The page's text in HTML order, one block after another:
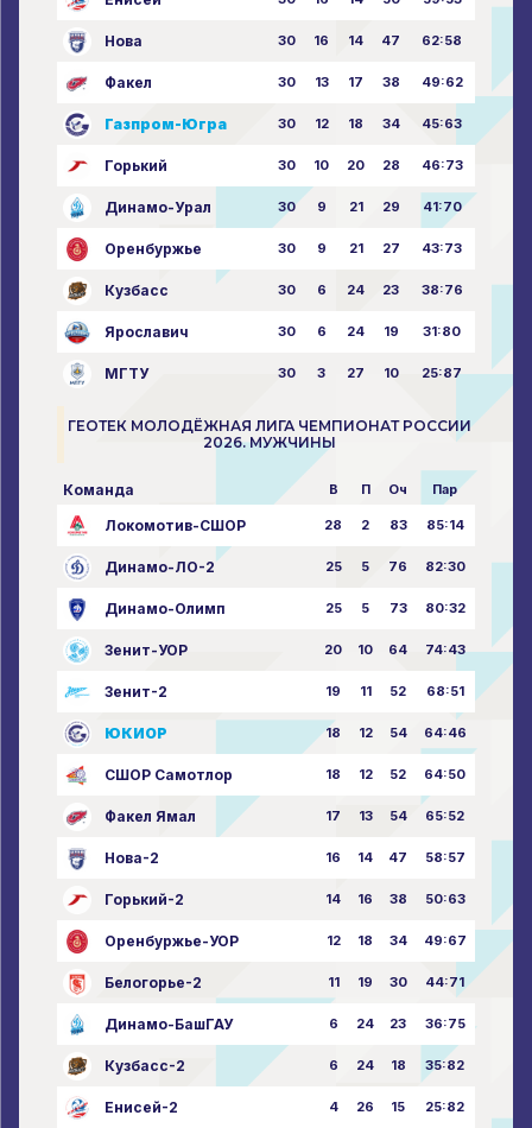
Нова 30 16 14 47 62:58
Факел 30 13 17 38 49:62
Газпром-Югра 30 12 18 34 45:63
Горький 30 10 20 28 46:73
Динамо-Урал 30 9 21 29 41:70
Оренбуржье 30 9 21 27 43:73
Кузбасс 30 6 24 23 38:76
Ярославич 30 6 24 19 31:80
МГТУ 30 3 27 10 25:87
ГЕОТЕК МОЛОДЁЖНАЯ ЛИГА ЧЕМПИОНАТ РОССИИ
2026. МУЖЧИНЫ
Команда В П Оч Пар
Локомотив-СШОР 28 2 83 85:14
Динамо-ЛО-2 25 5 76 82:30
Динамо-Олимп 25 5 73 80:32
Зенит-УОР 20 10 64 74:43
Зенит-2 19 11 52 68:51
ЮКИОР 18 12 54 64:46
СШОР Самотлор 18 12 52 64:50
Факел Ямал 17 13 54 65:52
Нова-2 16 14 47 58:57
Горький-2 14 16 38 50:63
Оренбуржье-УОР 12 18 34 49:67
Белогорье-2 11 19 30 44:71
Динамо-БашГАУ 6 24 23 36:75
Кузбасс-2 6 24 18 35:82
Енисей-2 4 26 15 25:82